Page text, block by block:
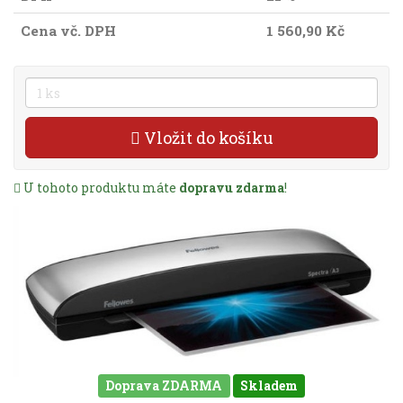
Cena vč. DPH
1 560,90 Kč
Vložit do košíku
U tohoto produktu máte dopravu zdarma!
Doprava ZDARMA Skladem